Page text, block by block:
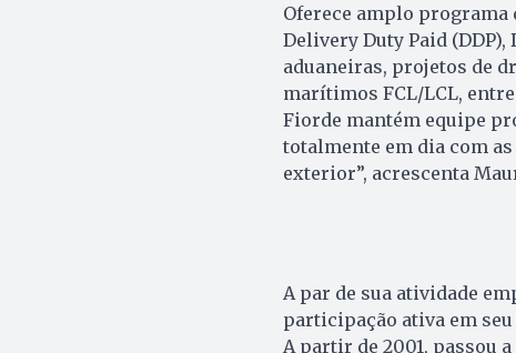
Oferece amplo
Delivery Duty Paid
aduaneiras, projetos de
marítimos FCL/LCL,
Fiorde mantém equipe
totalmente em dia com
exterior”, acrescenta
A par de sua atividade
participação ativa em
A partir de 2001, passou